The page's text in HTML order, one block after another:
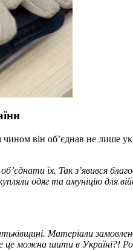
він об’єднав не лише
їх. Так з’явився
одяг та амуніцію для
Матеріали
можна шити в Україні?!